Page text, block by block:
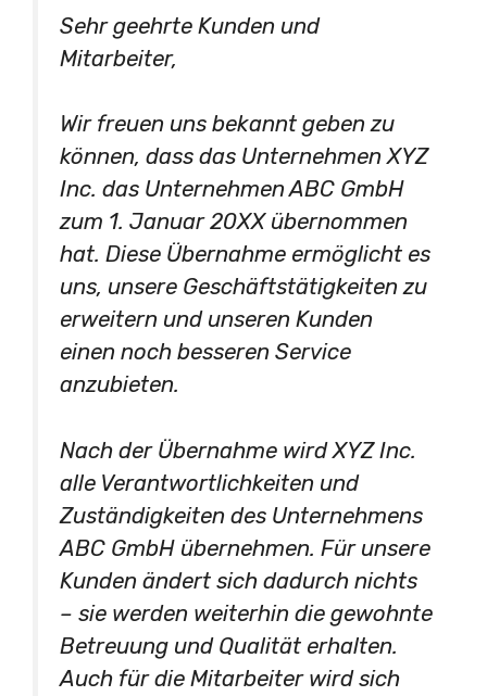
Sehr geehrte Kunden und
Mitarbeiter,
Wir freuen uns bekannt geben zu
können, dass das Unternehmen XYZ
Inc. das Unternehmen ABC GmbH
zum 1. Januar 20XX übernommen
hat. Diese Übernahme ermöglicht es
uns, unsere Geschäftstätigkeiten zu
erweitern und unseren Kunden
einen noch besseren Service
anzubieten.
Nach der Übernahme wird XYZ Inc.
alle Verantwortlichkeiten und
Zuständigkeiten des Unternehmens
ABC GmbH übernehmen. Für unsere
Kunden ändert sich dadurch nichts
– sie werden weiterhin die gewohnte
Betreuung und Qualität erhalten.
Auch für die Mitarbeiter wird sich